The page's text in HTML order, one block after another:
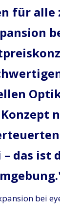
für alle
das ist
bei